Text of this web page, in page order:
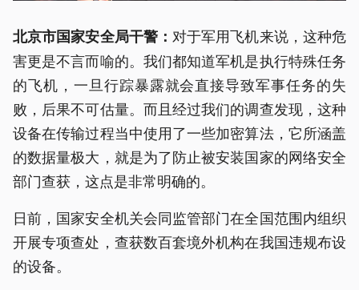
北京市国家安全局干警： 对于军用飞机来说，这种危
害更是不言而喻的。我们都知道军机是执行特殊任务
的飞机，一旦行踪暴露就会直接导致军事任务的失
败，后果不可估量。而且经过我们的调查发现，这种
设备在传输过程当中使用了一些加密算法，它所涵盖
的数据量极大，就是为了防止被安装国家的网络安全
部门查获，这点是非常明确的。
日前，国家安全机关会同监管部门在全国范围内组织
开展专项查处，查获数百套境外机构在我国违规布设
的设备。